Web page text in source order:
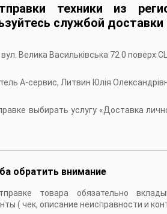
техники из
службой доставки
вул. Велика Васильківська 72 0 поверх
А-сервис, Литвин Юлія
выбирать услугу «Доставка
обратить внимание
товара обязательно
( чек, описание неисправности и